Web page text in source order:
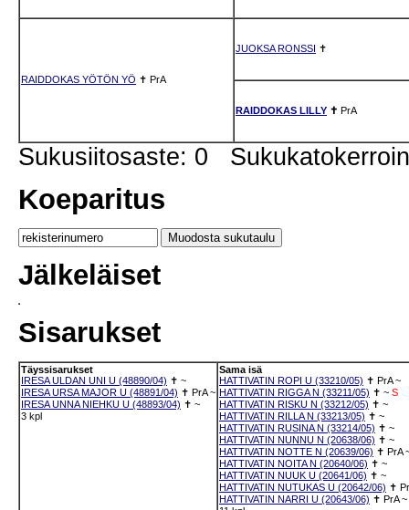
RAIDDOKAS YÖTÖN YÖ ✝ PrA
JUOKSA RONSSI ✝
RAIDDOKAS LILLY ✝ PrA
Sukusiitosaste: 0
Koeparitus
Jälkeläiset
Sisarukset
Täyssisarukset
IRESA ULDAN UNI U (48890/04) ✝ ~
IRESA URSA MAJOR U (48891/04) ✝ PrA ~
IRESA UNNA NIEHKU U (48893/04) ✝ ~
3 kpl
Sama isä
HATTIVATIN ROPI U (33210/05) ✝ PrA ~
HATTIVATIN RIGGA N (33211/05) ✝ ~ S
HATTIVATIN RISKU N (33212/05) ✝ ~
HATTIVATIN RILLA N (33213/05) ✝ ~
HATTIVATIN RUSINA N (33214/05) ✝ ~
HATTIVATIN NUNNU N (20638/06) ✝ ~
HATTIVATIN NOTTE N (20639/06) ✝ PrA
HATTIVATIN NOITA N (20640/06) ✝ ~
HATTIVATIN NUUK U (20641/06) ✝ ~
HATTIVATIN NUTUKAS U (20642/06) ✝
HATTIVATIN NARRI U (20643/06) ✝ PrA ~